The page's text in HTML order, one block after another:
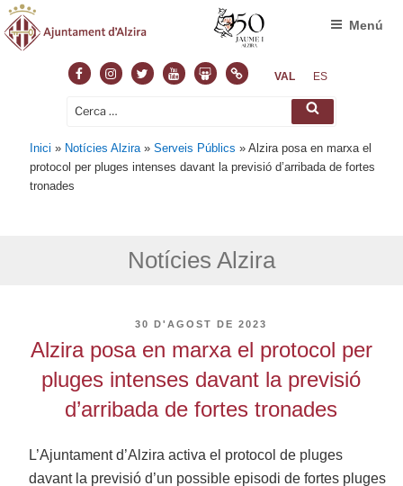
FacebookInstagram
TwitterYoutubeSlideshare
NormasVAL ES
Cerca: Cerca
Menú
Inici » Notícies Alzira »Serveis Públics »Alzira posa en marxa el
protocol per pluges intenses davant la previsió d’arribada de fortes
tronades
Notícies Alzira
PUBLICAT
30 D'AGOST DE 2023
Alzira posa en marxa el protocol per
pluges intenses davant la previsió
d’arribada de fortes tronades
L’Ajuntament d’Alzira activa el protocol de pluges
davant la previsió d’un possible episodi de fortes pluges